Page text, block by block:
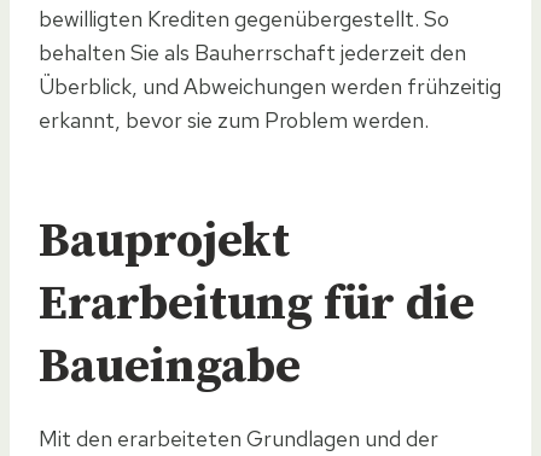
bewilligten Krediten gegenübergestellt. So
behalten Sie als Bauherrschaft jederzeit den
Überblick, und Abweichungen werden frühzeitig
erkannt, bevor sie zum Problem werden.
Bauprojekt
Erarbeitung für die
Baueingabe
Mit den erarbeiteten Grundlagen und der